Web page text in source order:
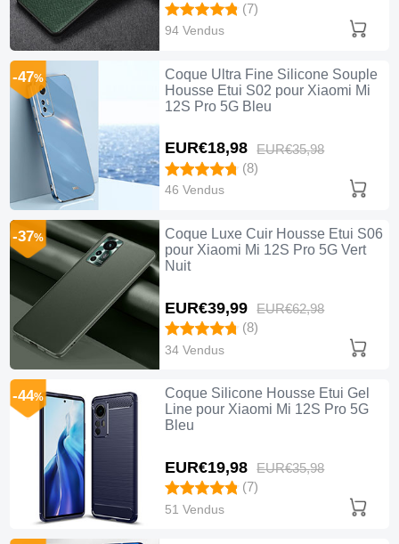
(7)
94 Vendus
Coque Ultra Fine Silicone Souple
Housse Etui S02 pour Xiaomi Mi
12S Pro 5G Bleu
EUR€18,98 EUR€35,98
-47%
(8)
46 Vendus
Coque Luxe Cuir Housse Etui S06
pour Xiaomi Mi 12S Pro 5G Vert
Nuit
EUR€39,99 EUR€62,98
-37%
(8)
34 Vendus
Coque Silicone Housse Etui Gel
Line pour Xiaomi Mi 12S Pro 5G
Bleu
EUR€19,98 EUR€35,98
-44%
(7)
51 Vendus